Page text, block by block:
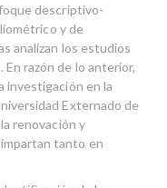
descriptivo-
y de
analizan los estudios
razón de lo anterior,
investigación en la
Externado de
renovación y
tanto en